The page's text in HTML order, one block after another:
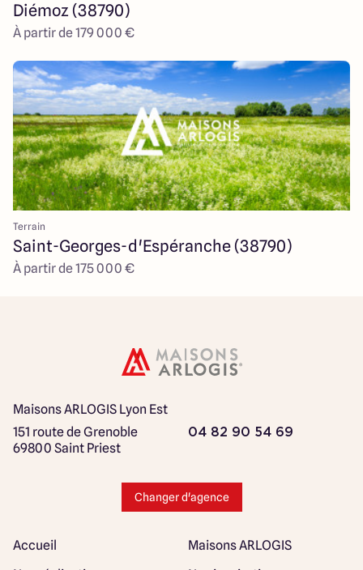
Diémoz (38790)
À partir de 179 000 €
Terrain
Saint-Georges-d'Espéranche (38790)
À partir de 175 000 €
Maisons ARLOGIS Lyon Est
151 route de Grenoble
69800 Saint Priest
04 82 90 54 69
Changer d'agence
Accueil
Maisons ARLOGIS